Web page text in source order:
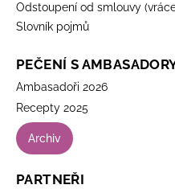
Odstoupení od smlouvy
Slovník pojmů
PEČENÍ S
Ambasadoři 2026
Recepty 2025
Archiv
PARTNEŘI